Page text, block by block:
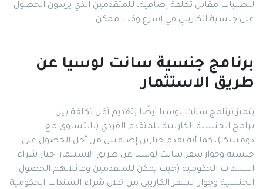
للطلبات مقابل تكلفة إضافية، للمتقدمين الذي يريدون الحصول
على جنسية الكاريبي في أسرع وقت ممكن.
برنامج جنسية سانت لوسيا عن
طريق الاستثمار
يتميز برنامج سانت لوسيا أيضًا بتقديم أقل تكلفة بين
برامج الجنسية الكاريبية للمتقدم الفردي (بالتساوي مع
دومينيكا)، كما أنه يقدم خيارين إضافيين من أجل الحصول على
جنسية وجواز سفر سانت لوسيا عن طريق الاستثمار؛ خيار شراء
السندات الحكومية (حيث يمكن للمتقدمين وعائلاتهم الحصول
الجنسية وجواز السفر الكاريبي من خلال شراء السندات الحكومية